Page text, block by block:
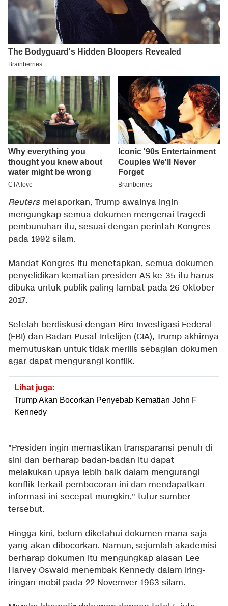
Reutersmelaporkan, Trump awalnya ingin
mengungkap semua dokumen mengenai tragedi
pembunuhan itu, sesuai dengan perintah Kongres
pada 1992 silam.
Mandat Kongres itu menetapkan, semua dokumen
penyelidikan kematian presiden AS ke-35 itu harus
dibuka untuk publik paling lambat pada 26 Oktober
2017.
Setelah berdiskusi dengan Biro Investigasi Federal
(FBI) dan Badan Pusat Intelijen (CIA), Trump akhirnya
memutuskan untuk tidak merilis sebagian dokumen
agar dapat mengurangi konflik.
Lihat juga:
Trump Akan Bocorkan Penyebab Kematian John F
Kennedy
"Presiden ingin memastikan transparansi penuh di
sini dan berharap badan-badan itu dapat
melakukan upaya lebih baik dalam mengurangi
konflik terkait pembocoran ini dan mendapatkan
informasi ini secepat mungkin," tutur sumber
tersebut.
Hingga kini, belum diketahui dokumen mana saja
yang akan dibocorkan. Namun, sejumlah akademisi
berharap dokumen itu mengungkap alasan Lee
Harvey Oswald menembak Kennedy dalam iring-
iringan mobil pada 22 Novemver 1963 silam.